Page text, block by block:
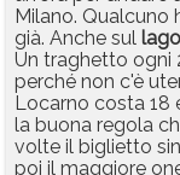
Milano. Qualcuno
già. Anche sul lago
Un traghetto ogni
perché non c'è
Locarno costa 18
la buona regola
volte il biglietto
poi il maggiore